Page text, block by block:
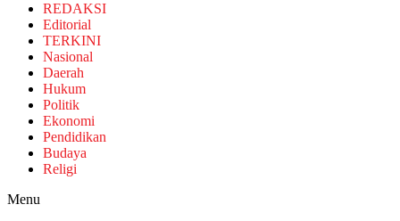
REDAKSI
Editorial
TERKINI
Nasional
Daerah
Hukum
Politik
Ekonomi
Pendidikan
Budaya
Religi
Menu